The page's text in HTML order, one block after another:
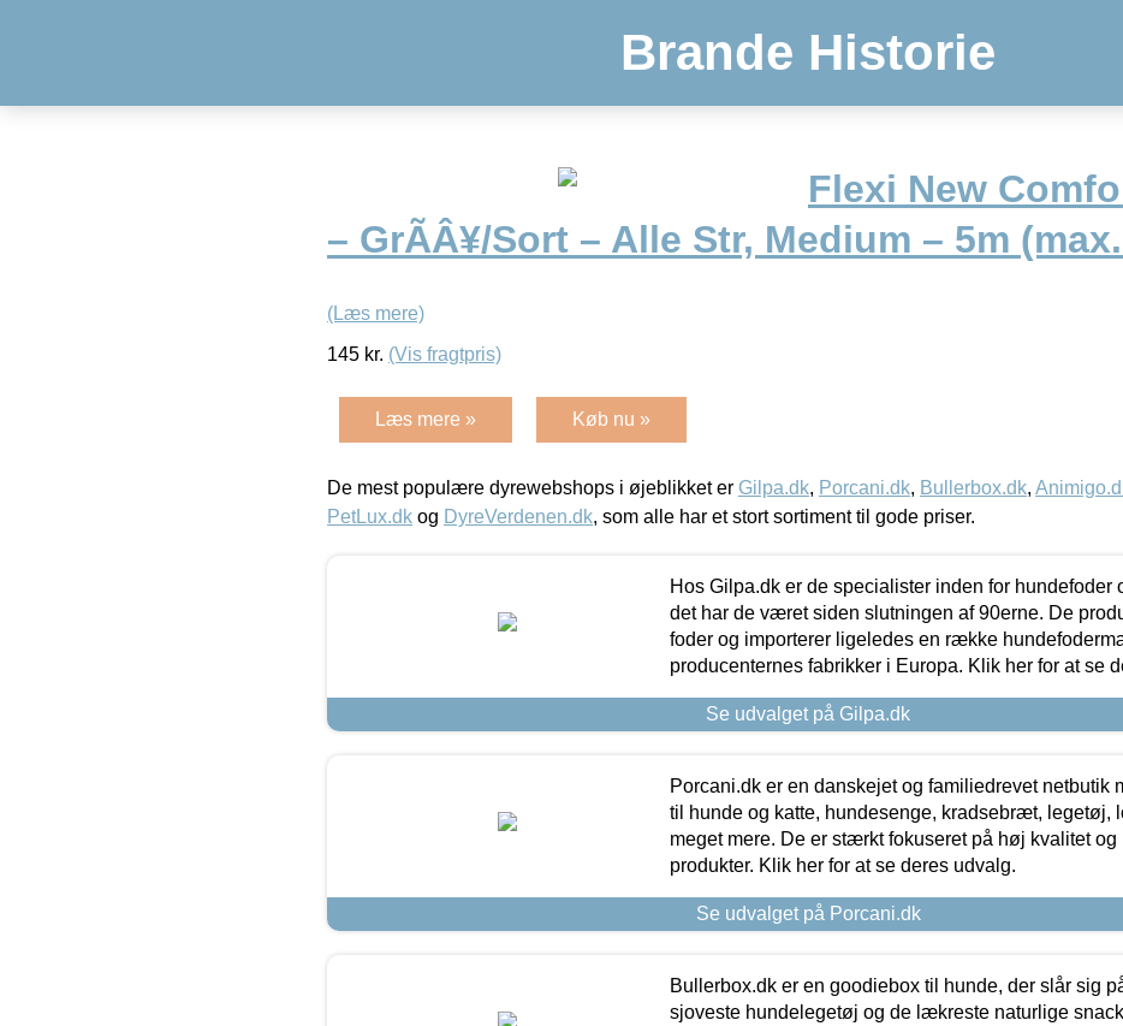
Brande Historie
Flexi New
– GrÃÂ¥/Sort – Alle Str, Medium – 5m
(Læs mere)
145 kr. (Vis fragtpris)
Læs mere » Køb nu »
De mest populære dyrewebshops i øjeblikket er Gilpa.dk, Porcani.dk, Bullerbox.dk,
PetLux.dk og DyreVerdenen.dk, som alle har et stort sortiment til gode priser.
Hos Gilpa.dk er de specialister inden for hundefoder
det har de været siden slutningen af 90erne. De
foder og importerer ligeledes en række
producenternes fabrikker i Europa. Klik her for at se
Se udvalget på Gilpa.dk
Porcani.dk er en danskejet og familiedrevet netbutik
til hunde og katte, hundesenge, kradsebræt, legetøj,
meget mere. De er stærkt fokuseret på høj kvalitet og
produkter. Klik her for at se deres udvalg.
Se udvalget på Porcani.dk
Bullerbox.dk er en goodiebox til hunde, der slår sig
sjoveste hundelegetøj og de lækreste naturlige